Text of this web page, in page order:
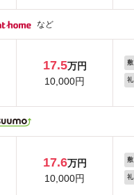
など
17.5万円
10,000円
敷
礼
17.6万円
10,000円
敷
礼